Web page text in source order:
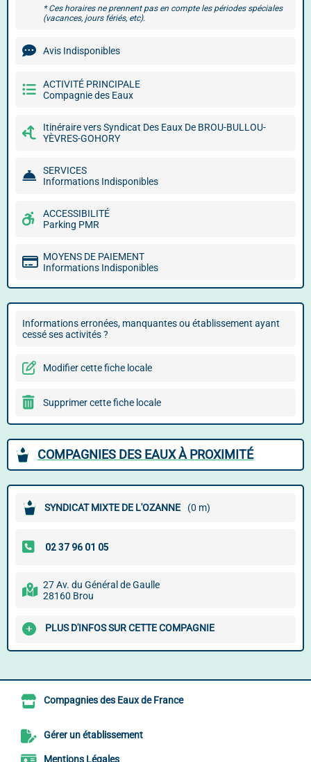
* Ces horaires ne prennent pas en compte les périodes spéciales
(vacances, jours fériés, etc).
Avis Indisponibles
ACTIVITÉ PRINCIPALE
Compagnie des Eaux
Itinéraire vers Syndicat Des Eaux De BROU-BULLOU-
YÈVRES-GOHORY
SERVICES
Informations Indisponibles
ACCESSIBILITÉ
Parking PMR
MOYENS DE PAIEMENT
Informations Indisponibles
Informations erronées, manquantes ou établissement ayant
cessé ses activités ?
Modifier cette fiche locale
Supprimer cette fiche locale
COMPAGNIES DES EAUX À PROXIMITÉ
SYNDICAT MIXTE DE L'OZANNE (0 m)
27 Av. du Général de Gaulle
28160 Brou
PLUS D'INFOS SUR CETTE COMPAGNIE
Compagnies des Eaux de France
Gérer un établissement
Mentions Légales